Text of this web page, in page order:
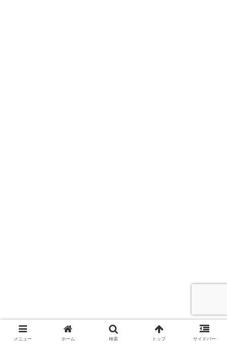
メニュー ホーム 検索 トップ サイドバー